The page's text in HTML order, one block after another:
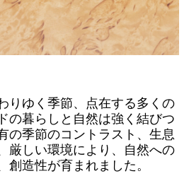
りゆく季節、点在する多くの
の暮らしと自然は強く結びつ
の季節のコントラスト、生息
厳しい環境により、自然への
造性が育まれました。